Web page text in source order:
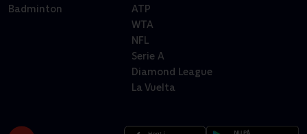
Badminton
ATP
WTA
NFL
Serie A
Diamond League
La Vuelta